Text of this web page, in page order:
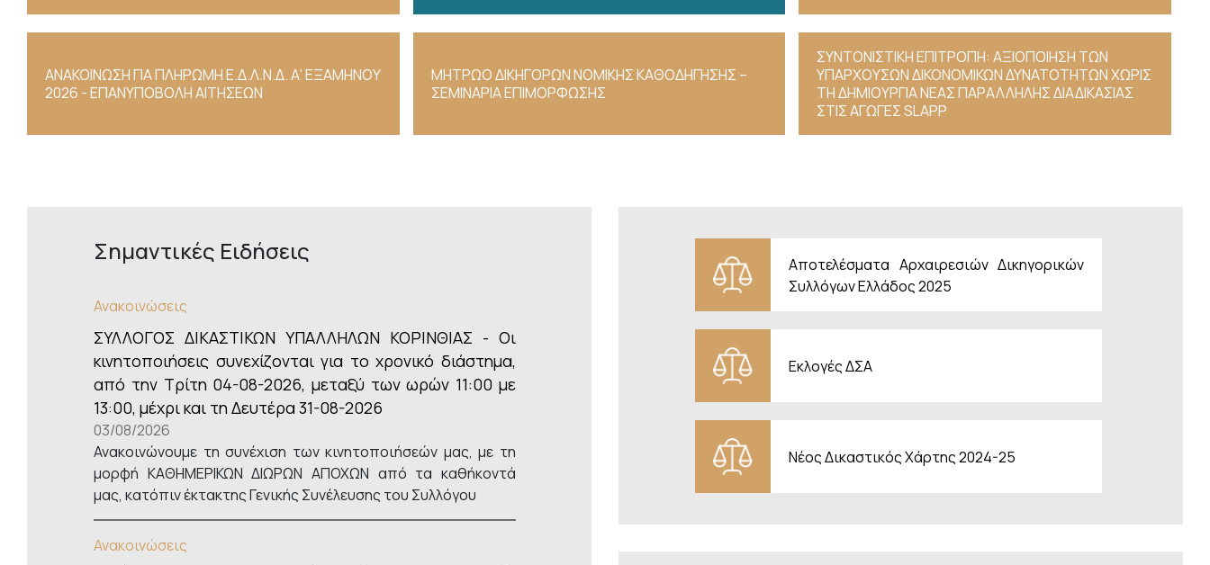
ΑΝΑΚΟΙΝΩΣΗ ΓΙΑ ΠΛΗΡΩΜΗ Ε.Δ.Λ.Ν.Δ. Α' ΕΞΑΜΗΝΟΥ
2026 - ΕΠΑΝΥΠΟΒΟΛΗ ΑΙΤΗΣΕΩΝ
ΜΗΤΡΩΟ ΔΙΚΗΓΟΡΩΝ ΝΟΜΙΚΗΣ ΚΑΘΟΔΗΓΗΣΗΣ –
ΣΕΜΙΝΑΡΙΑ ΕΠΙΜΟΡΦΩΣΗΣ
ΣΥΝΤΟΝΙΣΤΙΚΗ ΕΠΙΤΡΟΠΗ: ΑΞΙΟΠΟΙΗΣΗ ΤΩΝ
ΥΠΑΡΧΟΥΣΩΝ ΔΙΚΟΝΟΜΙΚΩΝ ΔΥΝΑΤΟΤΗΤΩΝ ΧΩΡΙΣ
ΤΗ ΔΗΜΙΟΥΡΓΙΑ ΝΕΑΣ ΠΑΡΑΛΛΗΛΗΣ ΔΙΑΔΙΚΑΣΙΑΣ
ΣΤΙΣ ΑΓΩΓΕΣ SLAPP
Σημαντικές Ειδήσεις
Ανακοινώσεις
ΣΥΛΛΟΓΟΣ ΔΙΚΑΣΤΙΚΩΝ ΥΠΑΛΛΗΛΩΝ ΚΟΡΙΝΘΙΑΣ - Οι
κινητοποιήσεις συνεχίζονται για το χρονικό διάστημα,
από την Τρίτη 04-08-2026, μεταξύ των ωρών 11:00 με
13:00, μέχρι και τη Δευτέρα 31-08-2026
03/08/2026
Ανακοινώνουμε τη συνέχιση των κινητοποιήσεών μας, με τη
μορφή ΚΑΘΗΜΕΡΙΚΩΝ ΔΙΩΡΩΝ ΑΠΟΧΩΝ από τα καθήκοντά
μας, κατόπιν έκτακτης Γενικής Συνέλευσης του Συλλόγου
Ανακοινώσεις
Αποτελέσματα Αρχαιρεσιών Δικηγορικών
Συλλόγων Ελλάδος 2025
Εκλογές ΔΣΑ
Νέος Δικαστικός Χάρτης 2024-25